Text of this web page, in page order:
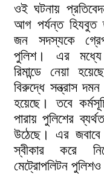
ওই ঘটনায়
আগ পর্যন্ত হিযবুত
জন সদস্যকে
পুলিশ। এর
রিমান্ডে নেয়া
বিরুদ্ধে সন্ত্রাস
হয়েছে। তবে
পারায় পুলিশের
উঠেছে। এর জবাবে
স্বীকার করে
মেট্রোপলিটন